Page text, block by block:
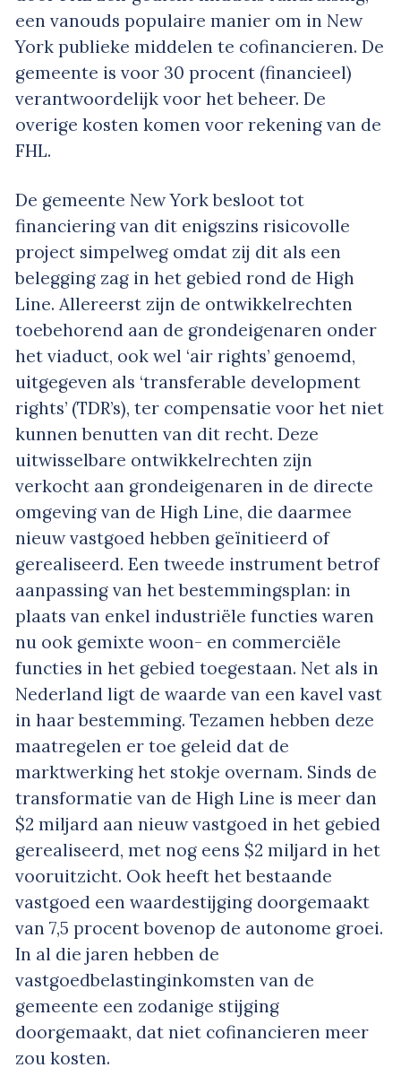
een vanouds populaire manier om in New
York publieke middelen te cofinancieren. De
gemeente is voor 30 procent (financieel)
verantwoordelijk voor het beheer. De
overige kosten komen voor rekening van de
FHL.
De gemeente New York besloot tot
financiering van dit enigszins risicovolle
project simpelweg omdat zij dit als een
belegging zag in het gebied rond de High
Line. Allereerst zijn de ontwikkelrechten
toebehorend aan de grondeigenaren onder
het viaduct, ook wel ‘air rights’ genoemd,
uitgegeven als ‘transferable development
rights’ (TDR’s), ter compensatie voor het niet
kunnen benutten van dit recht. Deze
uitwisselbare ontwikkelrechten zijn
verkocht aan grondeigenaren in de directe
omgeving van de High Line, die daarmee
nieuw vastgoed hebben geïnitieerd of
gerealiseerd. Een tweede instrument betrof
aanpassing van het bestemmingsplan: in
plaats van enkel industriële functies waren
nu ook gemixte woon- en commerciële
functies in het gebied toegestaan. Net als in
Nederland ligt de waarde van een kavel vast
in haar bestemming. Tezamen hebben deze
maatregelen er toe geleid dat de
marktwerking het stokje overnam. Sinds de
transformatie van de High Line is meer dan
$2 miljard aan nieuw vastgoed in het gebied
gerealiseerd, met nog eens $2 miljard in het
vooruitzicht. Ook heeft het bestaande
vastgoed een waardestijging doorgemaakt
van 7,5 procent bovenop de autonome groei.
In al die jaren hebben de
vastgoedbelastinginkomsten van de
gemeente een zodanige stijging
doorgemaakt, dat niet cofinancieren meer
zou kosten.